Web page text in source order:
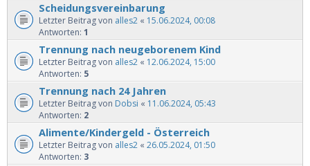
Scheidungsvereinbarung
Letzter Beitrag von alles2 « 15.06.2024, 00:08
Antworten: 1
Trennung nach neugeborenem Kind
Letzter Beitrag von alles2 « 12.06.2024, 15:00
Antworten: 5
Trennung nach 24 Jahren
Letzter Beitrag von Dobsi « 11.06.2024, 05:43
Antworten: 2
Alimente/Kindergeld - Österreich
Letzter Beitrag von alles2 « 26.05.2024, 01:50
Antworten: 3